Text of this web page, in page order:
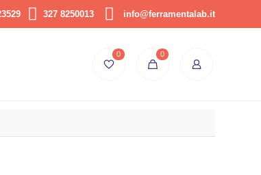
327 8250013 info@ferramentalab.it
0 0